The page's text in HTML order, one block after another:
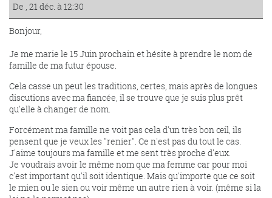
De , 21 déc. à 12:30
Bonjour,
Je me marie le 15 Juin prochain et hésite à prendre le nom de
famille de ma futur épouse.
Cela casse un peut les traditions, certes, mais après de longues
discutions avec ma fiancée, il se trouve que je suis plus prêt
qu'elle à changer de nom.
Forcément ma famille ne voit pas cela d'un très bon œil, ils
pensent que je veux les "renier". Ce n'est pas du tout le cas.
J'aime toujours ma famille et me sent très proche d'eux.
Je voudrais avoir le même nom que ma femme car pour moi
c'est important qu'il soit identique. Mais qu'importe que ce soit
le mien ou le sien ou voir même un autre rien à voir. (même si la